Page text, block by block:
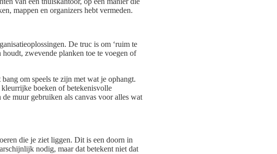
mappen en organizers hebt vermeden.
De truc is om ‘ruim te
zwevende planken toe te voegen of
om speels te zijn met wat je ophangt.
boeken of betekenisvolle
muur gebruiken als canvas voor alles wat
die je ziet liggen. Dit is een doorn in
nodig, maar dat betekent niet dat